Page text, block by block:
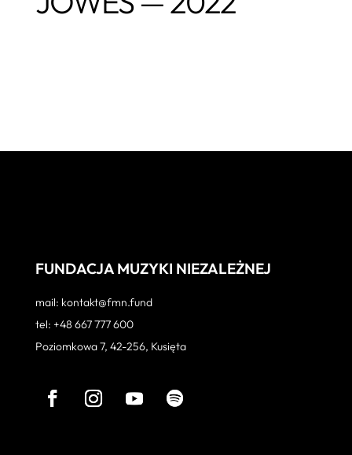
FUNDACJA MUZYKI NIEZALEŻNEJ
mail: kontakt@fmn.fund
tel: +48 667 777 600
Poziomkowa 7, 42-256, Kusięta